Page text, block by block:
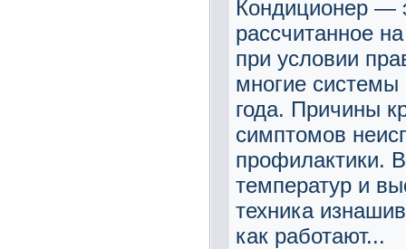
Кондиционер —
рассчитанное
при условии
многие системы
года. Причины
симптомов
профилактики.
температур и
техника
как работают...